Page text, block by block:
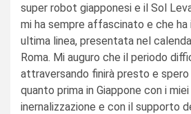
super robot giapponesi e il Sol
mi ha sempre affascinato e che ha
ultima linea, presentata nel
Roma. Mi auguro che il periodo
attraversando finirà presto e
quanto prima in Giappone con i
inernalizzazione e con il supporto